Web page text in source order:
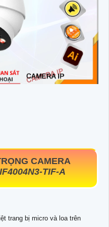
CAMERA
TIF-A
trang bị micro và loa trên